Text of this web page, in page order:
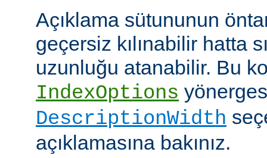
Açıklama sütununun
geçersiz kılınabilir hatta
uzunluğu atanabilir. Bu
IndexOptions
DescriptionWidth
açıklamasına bakınız.